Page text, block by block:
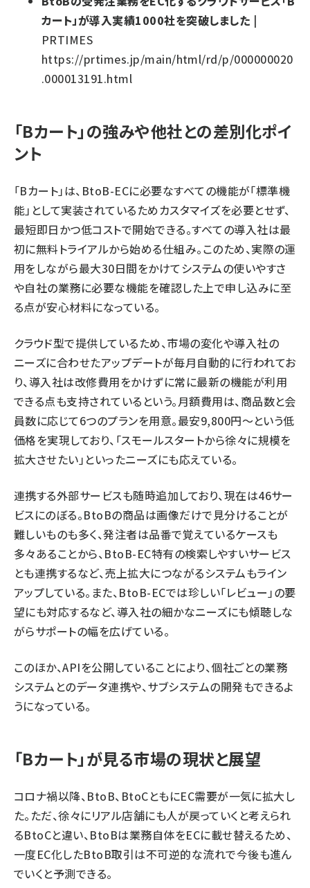
カート」が導入実績1000社を突破しました |
PRTIMES
https://prtimes.jp/main/html/rd/p/000000020
.000013191.html
「Bカート」の強みや他社との差別化ポイ
ント
「Bカート」は、BtoB-ECに必要なすべての機能が「標準機
能」として実装されているためカスタマイズを必要とせず、
最短即日かつ低コストで開始できる。すべての導入社は最
初に無料トライアルから始める仕組み。このため、実際の運
用をしながら最大30日間をかけてシステムの使いやすさ
や自社の業務に必要な機能を確認した上で申し込みに至
る点が安心材料になっている。
クラウド型で提供しているため、市場の変化や導入社の
ニーズに合わせたアップデートが毎月自動的に行われてお
り、導入社は改修費用をかけずに常に最新の機能が利用
できる点も支持されているという。月額費用は、商品数と会
員数に応じて6つのプランを用意。最安9,800円～という低
価格を実現しており、「スモールスタートから徐々に規模を
拡大させたい」といったニーズにも応えている。
連携する外部サービスも随時追加しており、現在は46サー
ビスにのぼる。BtoBの商品は画像だけで見分けることが
難しいものも多く、発注者は品番で覚えているケースも
多々あることから、BtoB-EC特有の検索しやすいサービス
とも連携するなど、売上拡大につながるシステムもライン
アップしている。また、BtoB-ECでは珍しい「レビュー」の要
望にも対応するなど、導入社の細かなニーズにも傾聴しな
がらサポートの幅を広げている。
このほか、APIを公開していることにより、個社ごとの業務
システムとのデータ連携や、サブシステムの開発もできるよ
うになっている。
「Bカート」が見る市場の現状と展望
コロナ禍以降、BtoB、BtoCともにEC需要が一気に拡大し
た。ただ、徐々にリアル店舗にも人が戻っていくと考えられ
るBtoCと違い、BtoBは業務自体をECに載せ替えるため、
一度EC化したBtoB取引は不可逆的な流れで今後も進ん
でいくと予測できる。